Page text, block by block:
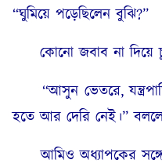
“ঘুমিয়ে পড়েছিলেন বুঝি?”
কোনো জবাব না দিয়ে
“আসুন ভেতরে,
হতে আর দেরি নেই।”
আমিও অধ্যাপকের সঙ্গে